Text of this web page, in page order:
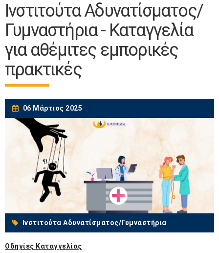
Ινστιτούτα Αδυνατίσματος/
Γυμναστήρια - Καταγγελία
για αθέμιτες εμπορικές
πρακτικές
06 Μάρτιος 2025
Ινστιτούτα Αδυνατίσματος/Γυμναστήρια
Οδηγίες Καταγγελίας